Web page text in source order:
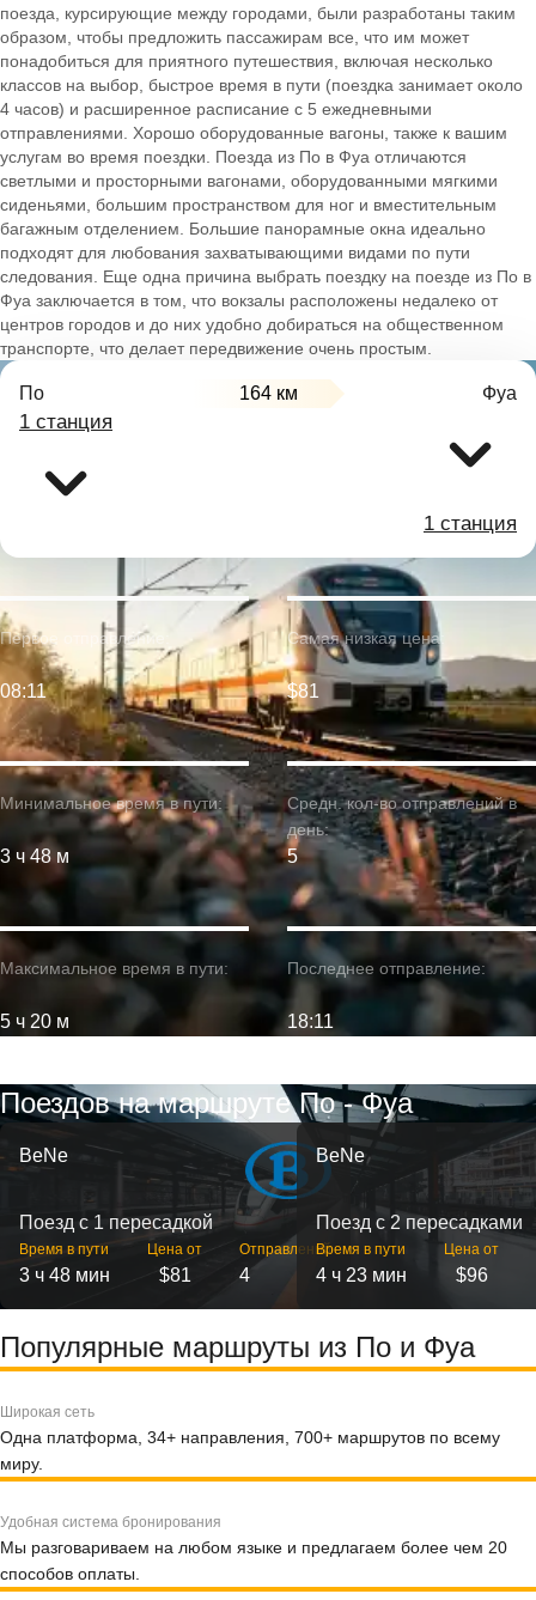
поезда, курсирующие между городами, были разработаны таким
образом, чтобы предложить пассажирам все, что им может
понадобиться для приятного путешествия, включая несколько
классов на выбор, быстрое время в пути (поездка занимает около
4 часов) и расширенное расписание с 5 ежедневными
отправлениями. Хорошо оборудованные вагоны, также к вашим
услугам во время поездки. Поезда из По в Фуа отличаются
светлыми и просторными вагонами, оборудованными мягкими
сиденьями, большим пространством для ног и вместительным
багажным отделением. Большие панорамные окна идеально
подходят для любования захватывающими видами по пути
следования. Еще одна причина выбрать поездку на поезде из По в
Фуа заключается в том, что вокзалы расположены недалеко от
центров городов и до них удобно добираться на общественном
транспорте, что делает передвижение очень простым.
По 164 км Фуа
1 станция
1 станция
Минимальное время в пути:
3 ч 48 м
Первое отправление:
08:11
Максимальное время в пути:
5 ч 20 м
Самая низкая цена:
$81
Средн. кол-во отправлений в
день:
5
Последнее отправление:
18:11
Поездов на маршруте По - Фуа
BeNe
Поезд с 1 пересадкой
Время в пути
3 ч 48 мин
Цена от
$81
Отправлений
4
BeNe
Поезд с 2 пересадками
Время в пути
4 ч 23 мин
Цена от
$96
Популярные маршруты из По и Фуа
Широкая сеть
Одна платформа, 34+ направления, 700+ маршрутов по всему
миру.
Удобная система бронирования
Мы разговариваем на любом языке и предлагаем более чем 20
способов оплаты.